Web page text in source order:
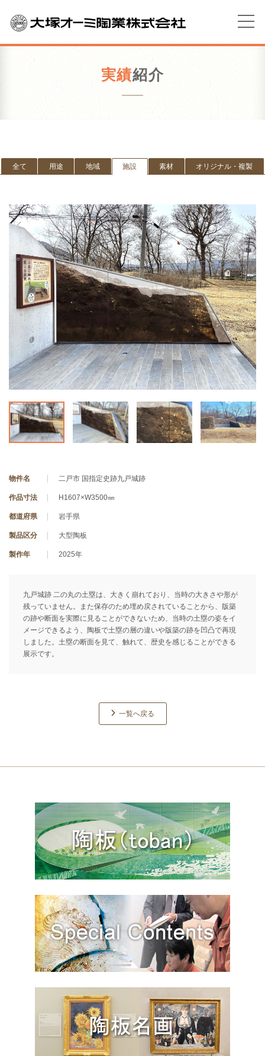
実績紹介
全て 用途 地域 施設 素材 オリジナル・複製
物件名 二戸市 国指定史跡九戸城跡
作品寸法 H1607×W3500㎜
都道府県 岩手県
製品区分 大型陶板
製作年 2025年
九戸城跡 二の丸の土塁は、大きく崩れており、当時の大きさや形が
残っていません。また保存のため埋め戻されていることから、版築
の跡や断面を実際に見ることができないため、当時の土塁の姿をイ
メージできるよう、陶板で土塁の層の違いや版築の跡を凹凸で再現
しました。土塁の断面を見て、触れて、歴史を感じることができる
展示です。
一覧へ戻る